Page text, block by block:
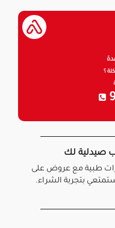
؟
صيدلية لك
طبية مع عروض على
بتجربة الشراء.